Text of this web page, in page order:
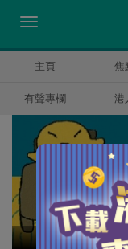
主頁 焦
有聲專欄 港
屈穎妍